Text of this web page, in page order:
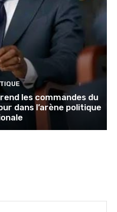
les commandes du
dans l’arène politique